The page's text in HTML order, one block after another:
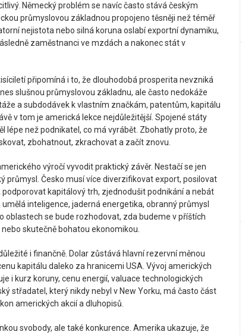
Německý problém se navíc často stává českým
průmyslovou základnou propojeno těsněji než téměř
nejistota nebo silná koruna oslabí exportní dynamiku,
zaměstnanci ve mzdách a nakonec stát v
připomíná i to, že dlouhodobá prosperita nevzniká
slušnou průmyslovou základnu, ale často nedokáže
a subdodávek k vlastním značkám, patentům, kapitálu
v tom je americká lekce nejdůležitější. Spojené státy
lépe než podnikatel, co má vyrábět. Zbohatly proto, že
zbohatnout, zkrachovat a začít znovu.
výročí vyvodit praktický závěr. Nestačí se jen
průmysl. Česko musí více diverzifikovat export, posilovat
kapitálový trh, zjednodušit podnikání a nebát
inteligence, jaderná energetika, obranný průmysl
oblastech se bude rozhodovat, zda budeme v příštích
skutečně bohatou ekonomikou.
i finančně. Dolar zůstává hlavní rezervní měnou
kapitálu daleko za hranicemi USA. Vývoj amerických
i kurz koruny, cenu energií, valuace technologických
střadatel, který nikdy nebyl v New Yorku, má často část
amerických akcií a dluhopisů.
svobody, ale také konkurence. Amerika ukazuje, že